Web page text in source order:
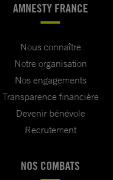
AMNESTY FRANCE
Nous connaître
Notre organisation
Nos engagements
Transparence financière
Devenir bénévole
Recrutement
NOS COMBATS